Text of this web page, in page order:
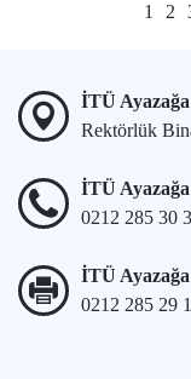
1 2
İTÜ Ayazağa
Rektörlük
İTÜ
0212 285 30
İTÜ
0212 285 29